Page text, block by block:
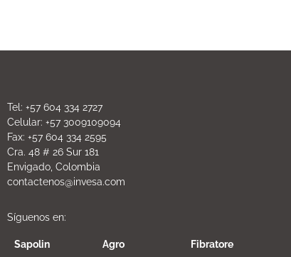
Tel: +57 604 334 2727
Celular: +57 3009109094
Fax: +57 604 334 2595
Cra. 48 # 26 Sur 181
Envigado, Colombia
contactenos@invesa.com
Síguenos en:
Sapolin Agro Fibratore